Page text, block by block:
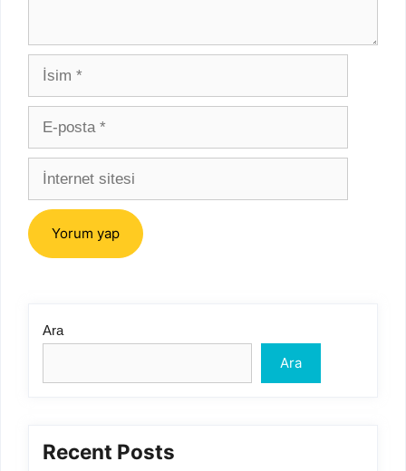
İsim
posta
İnternet
sitesi
Ara
Ara
Recent Posts